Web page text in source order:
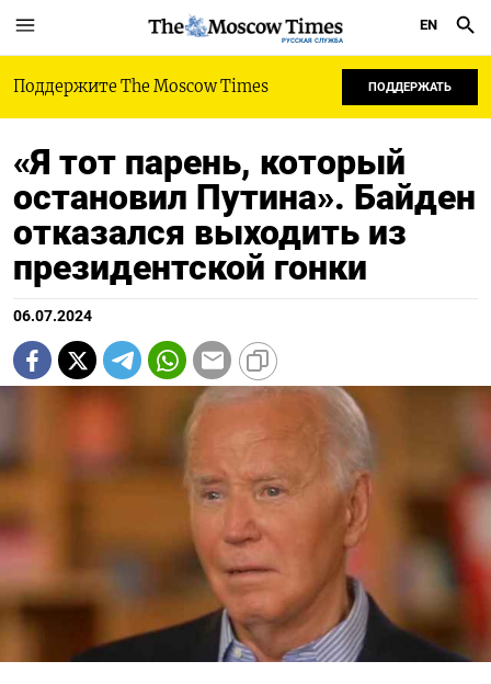
РУССКАЯ СЛУЖБА
EN
Поддержите The Moscow Times ПОДДЕРЖАТЬ
«Я тот парень, который
остановил Путина». Байден
отказался выходить из
президентской гонки
06.07.2024